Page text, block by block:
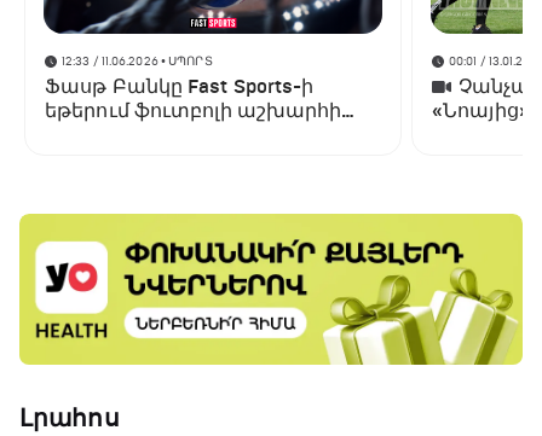
12:33 / 11.06.2026• ՍՊՈՐՏ
Ֆասթ Բանկը Fast Sports-ի
եթերում ֆուտբոլի աշխարհի
00:01 /
«Նոայից»
Լրահոս